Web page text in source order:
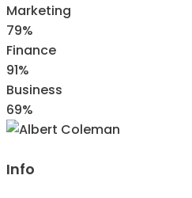
Marketing
79%
Finance
91%
Business
69%
Info